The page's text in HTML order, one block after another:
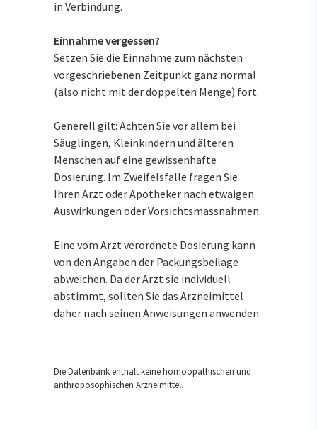
in Verbindung.
Einnahme vergessen?
Setzen Sie die Einnahme zum nächsten
vorgeschriebenen Zeitpunkt ganz normal
(also nicht mit der doppelten Menge) fort.
Generell gilt: Achten Sie vor allem bei
Säuglingen, Kleinkindern und älteren
Menschen auf eine gewissenhafte
Dosierung. Im Zweifelsfalle fragen Sie
Ihren Arzt oder Apotheker nach etwaigen
Auswirkungen oder Vorsichtsmassnahmen.
Eine vom Arzt verordnete Dosierung kann
von den Angaben der Packungsbeilage
abweichen. Da der Arzt sie individuell
abstimmt, sollten Sie das Arzneimittel
daher nach seinen Anweisungen anwenden.
Die Datenbank enthält keine homöopathischen und
anthroposophischen Arzneimittel.